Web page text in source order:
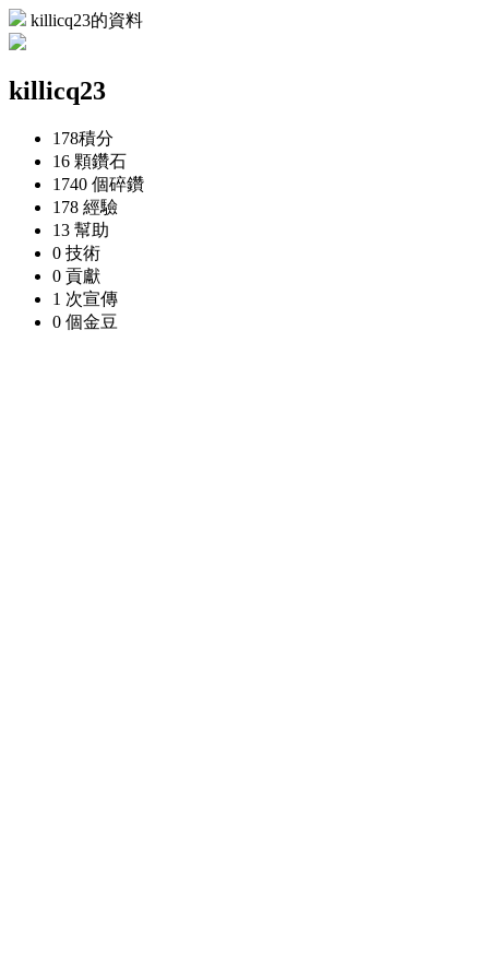
killicq23的資料
killicq23
178積分
16 顆鑽石
1740 個碎鑽
178 經驗
13 幫助
0 技術
0 貢獻
1 次宣傳
0 個金豆